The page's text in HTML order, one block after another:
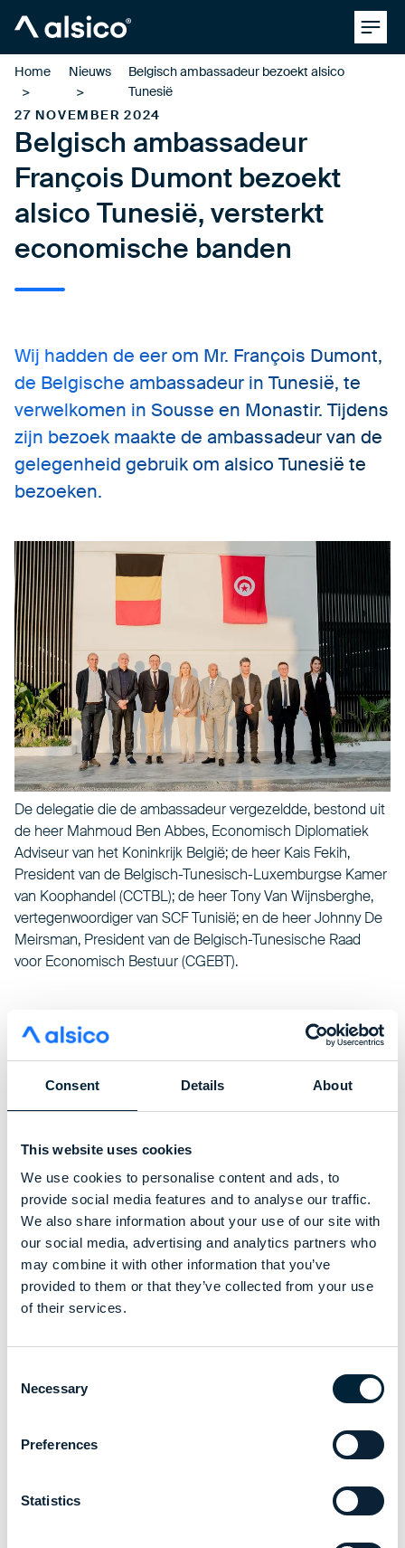
Consent Details About
This website uses cookies
We use cookies to personalise content and ads, to
provide social media features and to analyse our traffic.
We also share information about your use of our site with
our social media, advertising and analytics partners who
may combine it with other information that you’ve
provided to them or that they’ve collected from your use
of their services.
Selection
Necessary
Preferences
Statistics
Home Nieuws
Belgisch ambassadeur bezoekt alsico
Tunesië
27 NOVEMBER 2024
Belgisch ambassadeur
François Dumont bezoekt
alsico Tunesië, versterkt
economische banden
Wij hadden de eer om Mr. François Dumont,
de Belgische ambassadeur in Tunesië, te
verwelkomen in Sousse en Monastir. Tijdens
zijn bezoek maakte de ambassadeur van de
gelegenheid gebruik om alsico Tunesië te
bezoeken.
De delegatie die de ambassadeur vergezeldde, bestond uit
de heer Mahmoud Ben Abbes, Economisch Diplomatiek
Adviseur van het Koninkrijk België; de heer Kais Fekih,
President van de Belgisch-Tunesisch-Luxemburgse Kamer
van Koophandel (CCTBL); de heer Tony Van Wijnsberghe,
vertegenwoordiger van SCF Tunisië; en de heer Johnny De
Meirsman, President van de Belgisch-Tunesische Raad
voor Economisch Bestuur (CGEBT).
Bij alsico waren we verheugd om de activiteiten, visie en
delegatie kreeg de kans om meer te leren over onze
waardering voor ons vakmanschap, professionaliteit en
Het bezoek werd afgesloten met een gedeelde interesse in
het verkennen van toekomstige partnerschappen en
initiatieven die gericht zijn op het verder versterken van de
economische banden tussen België en Tunesië. Dit bezoek
benadrukte onze voortdurende rol in het bevorderen van
economische samenwerking en onderstreepte de sterke
banden tussen onze twee landen.